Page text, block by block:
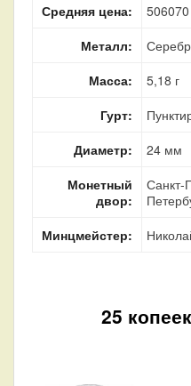
Средняя цена:
Металл:
Масса:
5,18 г
Гурт:
Диаметр:
24 мм
Монетный
двор:
Санкт-
Минцмейстер:
25